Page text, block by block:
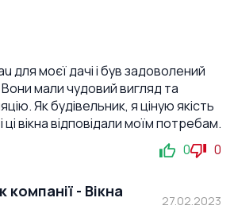
для моєї дачі і був задоволений
мали чудовий вигляд та
Як будівельник, я ціную якість
ці вікна відповідали моїм потребам.
0 0
компанії - Вікна
27.02.2023